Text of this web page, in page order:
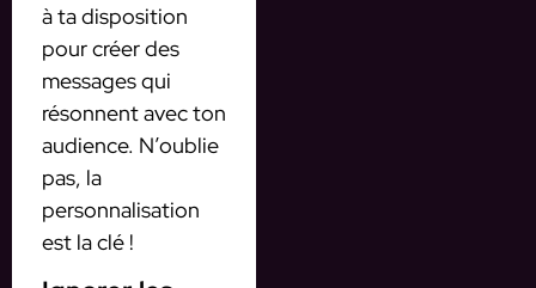
à ta disposition
pour créer des
messages qui
résonnent avec ton
audience. N’oublie
pas, la
personnalisation
est la clé !